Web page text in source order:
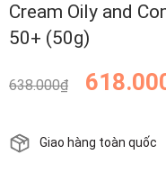
Cream Oily and
50+ (50g)
638.000₫
Giao hàng toàn quốc